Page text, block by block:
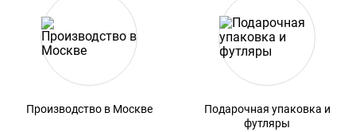
Производство в Москве
Подарочная упаковка и
футляры